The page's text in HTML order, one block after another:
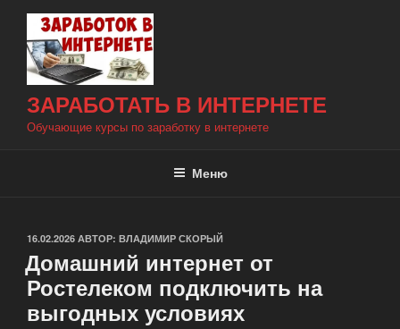
Перейти
содержимому
ЗАРАБОТАТЬ В ИНТЕРНЕТЕ
Обучающие курсы по заработку в интернете
Меню
ОПУБЛИКОВАНО
16.02.2026 АВТОР: ВЛАДИМИР СКОРЫЙ
Домашний интернет от
Ростелеком подключить на
выгодных условиях